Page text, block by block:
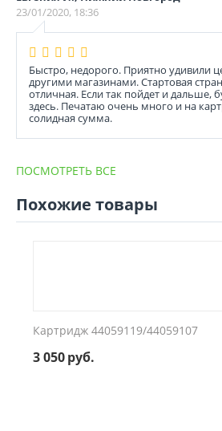
23/01/2020, 18:36
Быстро, недорого. Приятно удивили
другими магазинами. Стартовая
отличная. Если так пойдет и дальше,
здесь. Печатаю очень много и на
солидная сумма.
ПОСМОТРЕТЬ ВСЕ
Похожие товары
Картридж 44059119/44059107
3 050руб.